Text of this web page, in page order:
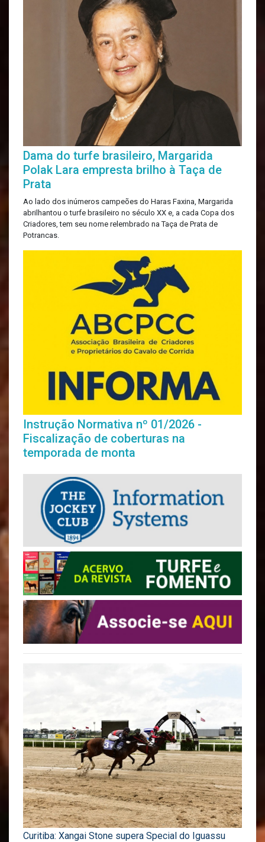
Dama do turfe brasileiro, Margarida
Polak Lara empresta brilho à Taça de
Prata
Ao lado dos inúmeros campeões do Haras Faxina, Margarida
abrilhantou o turfe brasileiro no século XX e, a cada Copa dos
Criadores, tem seu nome relembrado na Taça de Prata de
Potrancas.
Instrução Normativa nº 01/2026 -
Fiscalização de coberturas na
temporada de monta
Curitiba: Xangai Stone supera Special do Iguassu